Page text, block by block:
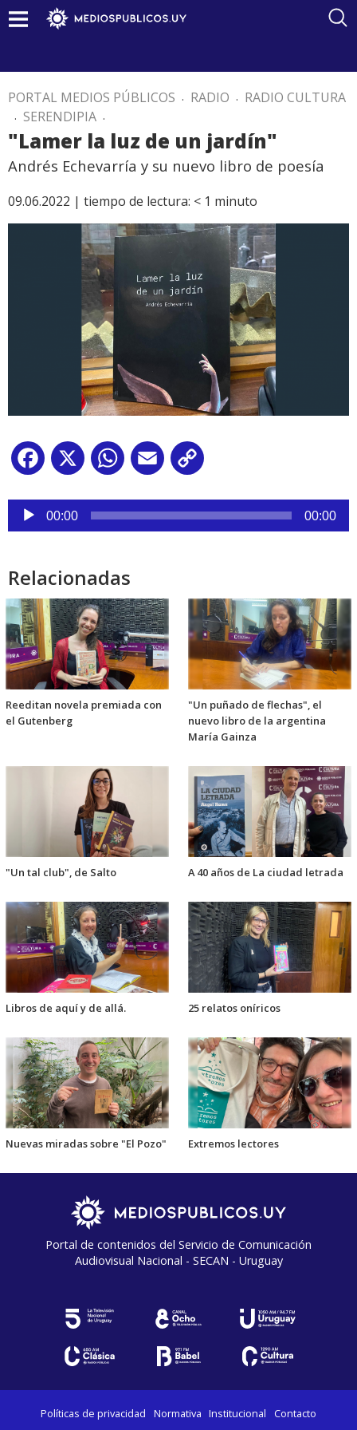
PORTAL MEDIOS PÚBLICOS . RADIO . RADIO CULTURA
. SERENDIPIA .
"Lamer la luz de un jardín"
Andrés Echevarría y su nuevo libro de poesía
09.06.2022 | tiempo de lectura: < 1 minuto
Facebook
X WhatsApp
Email
Reproductor
audio
00:00 00:00
Relacionadas
Reeditan novela premiada con
el Gutenberg
"Un puñado de flechas", el
nuevo libro de la argentina
María Gainza
"Un tal club", de Salto A 40 años de La ciudad letrada
Libros de aquí y de allá. 25 relatos oníricos
Nuevas miradas sobre "El Pozo" Extremos lectores
Portal de contenidos del Servicio de Comunicación
Audiovisual Nacional - SECAN - Uruguay
Políticas de privacidad Normativa Institucional Contacto